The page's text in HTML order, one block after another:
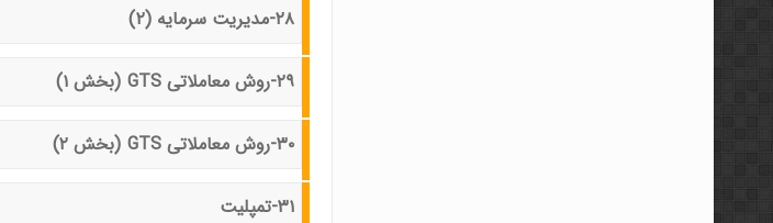
۲۸-مدیریت سرمایه (۲)
۲۹-روش معاملاتی GTS (بخش ۱)
۳۰-روش معاملاتی GTS (بخش ۲)
۳۱-تمپلیت